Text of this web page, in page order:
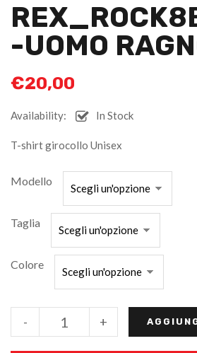
-UOMO
€20,00
Availability: In Stock
T-shirt girocollo Unisex
Modello
Taglia
Colore
+
-